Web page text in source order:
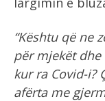
“Kështu që ne
për mjekët
kur ra Covid-i?
afërta me